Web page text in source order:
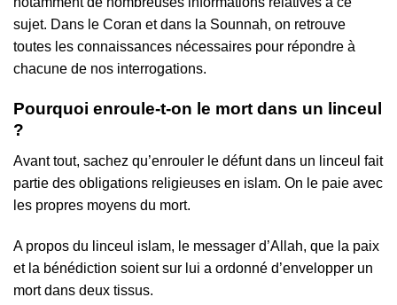
sujet. Dans le Coran et dans la Sounnah, on retrouve
toutes les connaissances nécessaires pour répondre à
chacune de nos interrogations.
Pourquoi enroule-t-on le mort dans un linceul
?
Avant tout, sachez qu’enrouler le défunt dans un linceul fait
partie des obligations religieuses en islam. On le paie avec
les propres moyens du mort.
A propos du linceul islam, le messager d’Allah, que la paix
et la bénédiction soient sur lui a ordonné d’envelopper un
mort dans deux tissus.